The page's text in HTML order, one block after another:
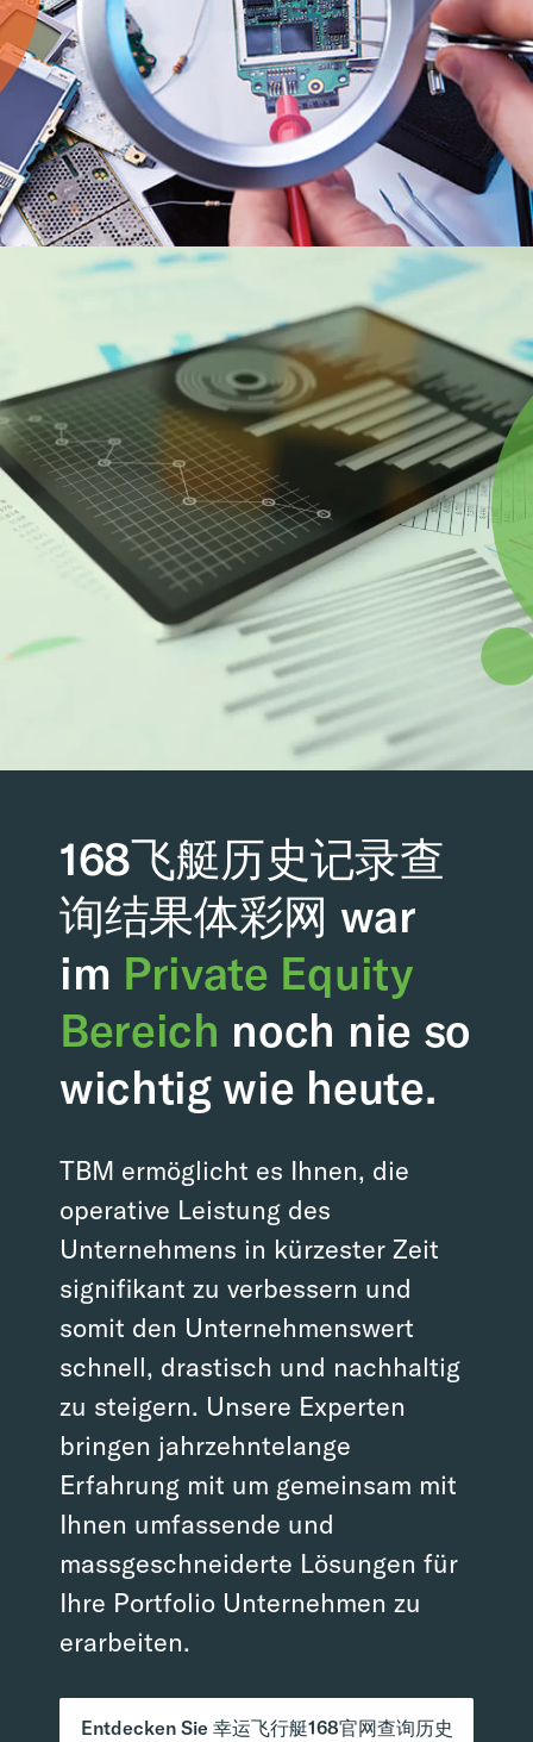
168飞艇历史记录查
询结果体彩网 war
im Private Equity
Bereich noch nie so
wichtig wie heute.
TBM ermöglicht es Ihnen, die
operative Leistung des
Unternehmens in kürzester Zeit
signifikant zu verbessern und
somit den Unternehmenswert
schnell, drastisch und nachhaltig
zu steigern. Unsere Experten
bringen jahrzehntelange
Erfahrung mit um gemeinsam mit
Ihnen umfassende und
massgeschneiderte Lösungen für
Ihre Portfolio Unternehmen zu
erarbeiten.
Entdecken Sie 幸运飞行艇168官网查询历史